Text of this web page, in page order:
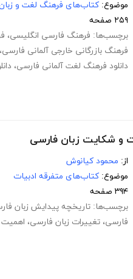
موضوع: کتاب‌های فرهنگ لغت و
۲۵۹ صفحه
برچسب‌ها: فرهنگ فارسی انگلیسی،
فرهنگ بازرگانی خارجی آلمانی فارسی،
دانلود فرهنگ لغت آلمانی فارسی،
و شکایت زبان فارسی
از: محمود کیانوش
موضوع: کتاب‌های متفرقه ادبیات
۳۹۴ صفحه
برچسب‌ها: تاریخچه پیدایش زبان
فارسی، تغییرات زبان فارسی، اهمیت